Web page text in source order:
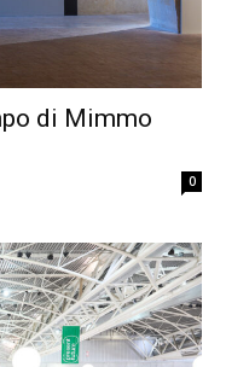
di Mimmo
0